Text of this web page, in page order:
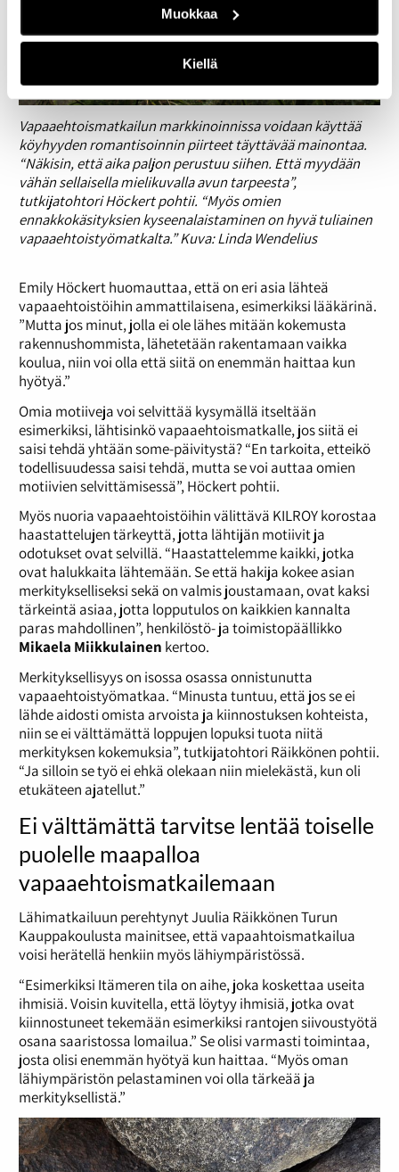
Muokkaa
Kiellä
Vapaaehtoismatkailun markkinoinnissa voidaan käyttää
köyhyyden romantisoinnin piirteet täyttävää mainontaa.
“Näkisin, että aika paljon perustuu siihen. Että myydään
vähän sellaisella mielikuvalla avun tarpeesta”,
tutkijatohtori Höckert pohtii. “Myös omien
ennakkokäsityksien kyseenalaistaminen on hyvä tuliainen
vapaaehtoistyömatkalta.” Kuva: Linda Wendelius
Emily Höckert huomauttaa, että on eri asia lähteä
vapaaehtoistöihin ammattilaisena, esimerkiksi lääkärinä.
”Mutta jos minut, jolla ei ole lähes mitään kokemusta
rakennushommista, lähetetään rakentamaan vaikka
koulua, niin voi olla että siitä on enemmän haittaa kun
hyötyä.”
Omia motiiveja voi selvittää kysymällä itseltään
esimerkiksi, lähtisinkö vapaaehtoismatkalle, jos siitä ei
saisi tehdä yhtään some-päivitystä? “En tarkoita, etteikö
todellisuudessa saisi tehdä, mutta se voi auttaa omien
motiivien selvittämisessä”, Höckert pohtii.
Myös nuoria vapaaehtoistöihin välittävä KILROY korostaa
haastattelujen tärkeyttä, jotta lähtijän motiivit ja
odotukset ovat selvillä. “Haastattelemme kaikki, jotka
ovat halukkaita lähtemään. Se että hakija kokee asian
merkitykselliseksi sekä on valmis joustamaan, ovat kaksi
tärkeintä asiaa, jotta lopputulos on kaikkien kannalta
paras mahdollinen”, henkilöstö- ja toimistopäällikko
Mikaela Miikkulainen kertoo.
Merkityksellisyys on isossa osassa onnistunutta
vapaaehtoistyömatkaa. “Minusta tuntuu, että jos se ei
lähde aidosti omista arvoista ja kiinnostuksen kohteista,
niin se ei välttämättä loppujen lopuksi tuota niitä
merkityksen kokemuksia”, tutkijatohtori Räikkönen pohtii.
“Ja silloin se työ ei ehkä olekaan niin mielekästä, kun oli
etukäteen ajatellut.”
Ei välttämättä tarvitse lentää toiselle
puolelle maapalloa
vapaaehtoismatkailemaan
Lähimatkailuun perehtynyt Juulia Räikkönen Turun
Kauppakoulusta mainitsee, että vapaahtoismatkailua
voisi herätellä henkiin myös lähiympäristössä.
“Esimerkiksi Itämeren tila on aihe, joka koskettaa useita
ihmisiä. Voisin kuvitella, että löytyy ihmisiä, jotka ovat
kiinnostuneet tekemään esimerkiksi rantojen siivoustyötä
osana saaristossa lomailua.” Se olisi varmasti toimintaa,
josta olisi enemmän hyötyä kun haittaa. “Myös oman
lähiympäristön pelastaminen voi olla tärkeää ja
merkityksellistä.”